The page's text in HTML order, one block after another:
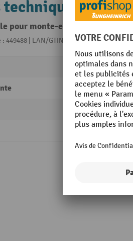
pour monte-escalier Donkey
449488 | EAN/GTIN: 4260760580396De la
argent
272 kg
35 mm
720 mm